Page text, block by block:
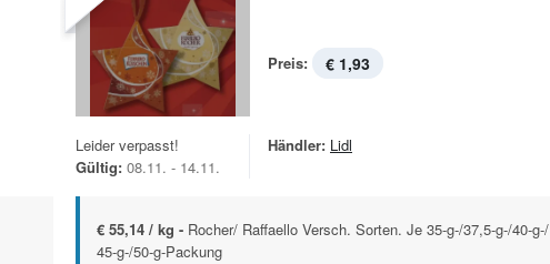
Preis: € 1,93
Leider verpasst!
Gültig: 08.11. - 14.11.
Händler: Lidl
€ 55,14 / kg - Rocher/ Raffaello Versch. Sorten. Je 35-g-/37,5-g-/40-g-/
45-g-/50-g-Packung